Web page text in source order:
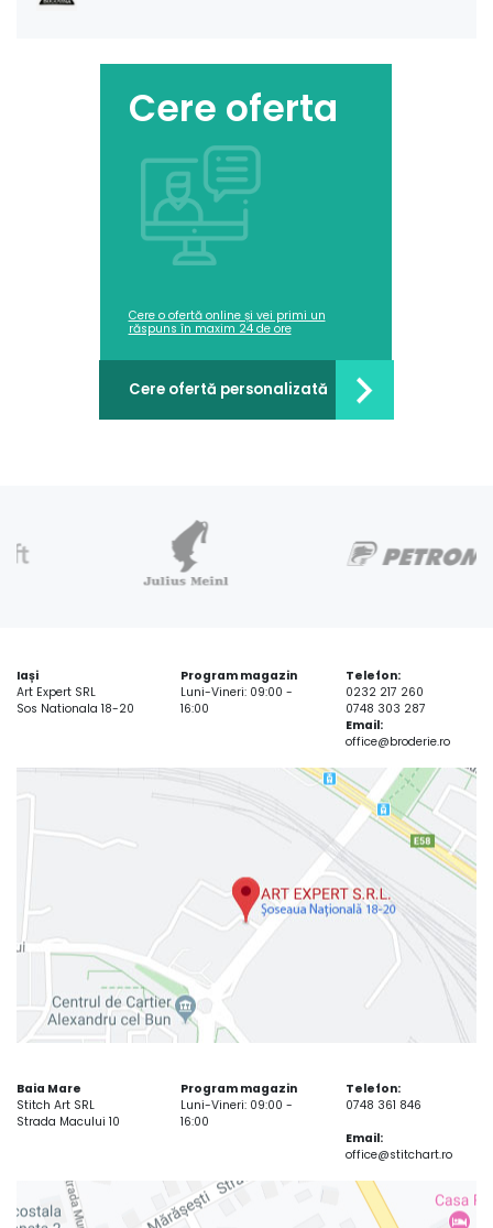
Cere oferta
Cere o ofertă online și vei primi un
răspuns în maxim 24 de ore
Cere ofertă personalizată
Iași
Art Expert SRL
Sos Nationala 18-20
Program magazin
Luni-Vineri: 09:00 -
16:00
Telefon:
0232 217 260
0748 303 287
Email:
office@broderie.ro
Baia Mare
Stitch Art SRL
Strada Macului 10
Program magazin
Luni-Vineri: 09:00 -
16:00
Telefon:
0748 361 846
Email:
office@stitchart.ro